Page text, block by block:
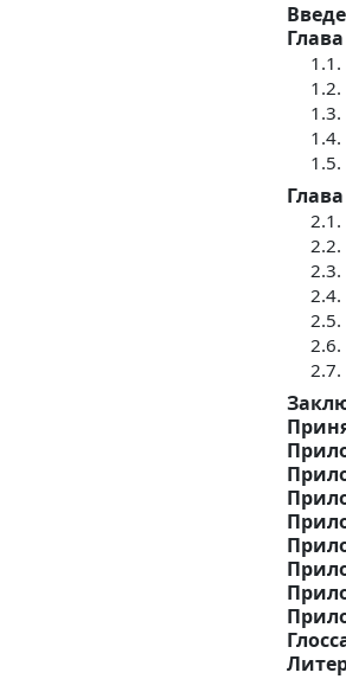
1.1.
1.2.
1.3.
1.4.
1.5.
2.1.
2.2.
2.3.
2.4.
2.5.
2.6.
2.7.